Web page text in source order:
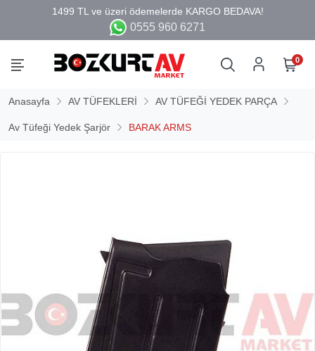
0555 960 6271
0
Anasayfa AV TÜFEKLERİ AV TÜFEĞİ YEDEK PARÇA
Av Tüfeği Yedek Şarjör BARAK ARMS